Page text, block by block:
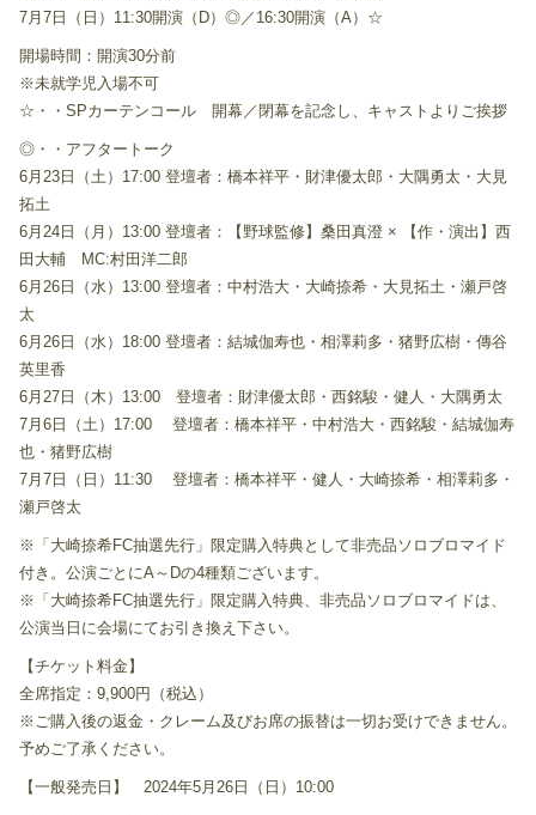
7月7日（日）11:30開演（D）◎／16:30開演（A）☆
開場時間：開演30分前
※未就学児入場不可
☆・・SPカーテンコール 開幕／閉幕を記念し、キャストよりご挨拶
◎・・アフタートーク
6月23日（土）17:00 登壇者：橋本祥平・財津優太郎・大隅勇太・大見
拓土
6月24日（月）13:00 登壇者：【野球監修】桑田真澄 × 【作・演出】西
田大輔 MC:村田洋二郎
6月26日（水）13:00 登壇者：中村浩大・大崎捺希・大見拓土・瀬戸啓
太
6月26日（水）18:00 登壇者：結城伽寿也・相澤莉多・猪野広樹・傳谷
英里香
6月27日（木）13:00 登壇者：財津優太郎・西銘駿・健人・大隅勇太
7月6日（土）17:00 登壇者：橋本祥平・中村浩大・西銘駿・結城伽寿
也・猪野広樹
7月7日（日）11:30 登壇者：橋本祥平・健人・大崎捺希・相澤莉多・
瀬戸啓太
※「大崎捺希FC抽選先行」限定購入特典として非売品ソロブロマイド
付き。公演ごとにA～Dの4種類ございます。
※「大崎捺希FC抽選先行」限定購入特典、非売品ソロブロマイドは、
公演当日に会場にてお引き換え下さい。
【チケット料金】
全席指定：9,900円（税込）
※ご購入後の返金・クレーム及びお席の振替は一切お受けできません。
予めご了承ください。
【一般発売日】 2024年5月26日（日）10:00